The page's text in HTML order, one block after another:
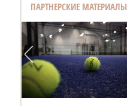
ПАРТНЕРСКИЕ МАТЕРИАЛЫ